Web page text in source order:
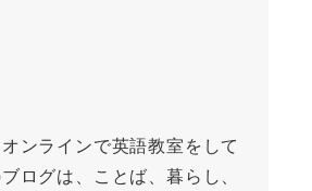
ンラインで英語教室をして
ログは、ことば、暮らし、